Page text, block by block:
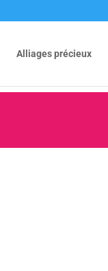
Alliages précieux